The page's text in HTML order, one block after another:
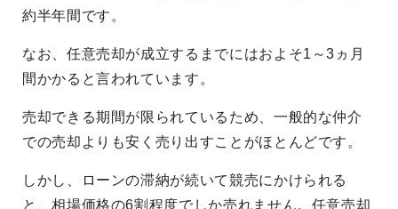
約半年間です。
なお、任意売却が成立するまでにはおよそ1～3ヵ月
間かかると言われています。
売却できる期間が限られているため、一般的な仲介
での売却よりも安く売り出すことがほとんどです。
しかし、ローンの滞納が続いて競売にかけられる
と、相場価格の6割程度でしか売れません。任意売却